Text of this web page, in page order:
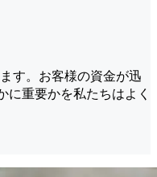
す。お客様の資金が迅
に重要かを私たちはよく